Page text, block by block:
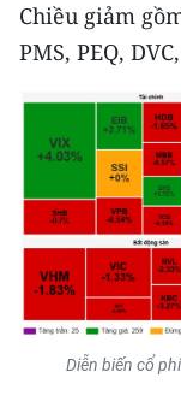
THỜI NAY
NHÂN DÂN
NHÂN DÂN
MUA BÁO
ĐỌC BÁO IN
ENGLISH
Chiều giảm
PMS, PEQ,
Diễn biến cổ